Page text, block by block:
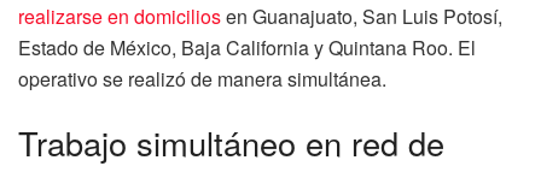
realizarse en domiciliosen Guanajuato, San Luis Potosí,
Estado de México, Baja California y Quintana Roo. El
operativo se realizó de manera simultánea.
Trabajo simultáneo en red de